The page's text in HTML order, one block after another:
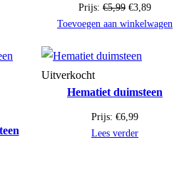
uitverkoop
Prijs: €5,99 Oorspronkelijke
prijs
€5,99.
€3,89Huidige
prijs
Toevoegen aan winkelwagen
Uitverkocht
Hematiet duimsteen
Prijs: €6,99
Lees verder